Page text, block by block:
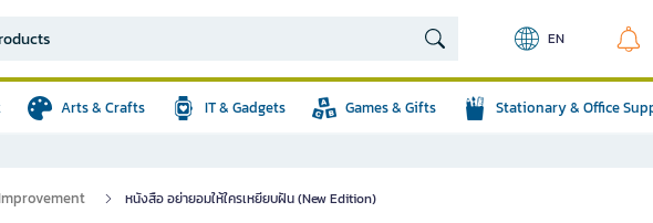
EN
Arts & Crafts IT & Gadgets Games & Gifts Stationary & Office
หนังสือ อย่ายอมให้ใครเหยียบฝัน (New Edition)